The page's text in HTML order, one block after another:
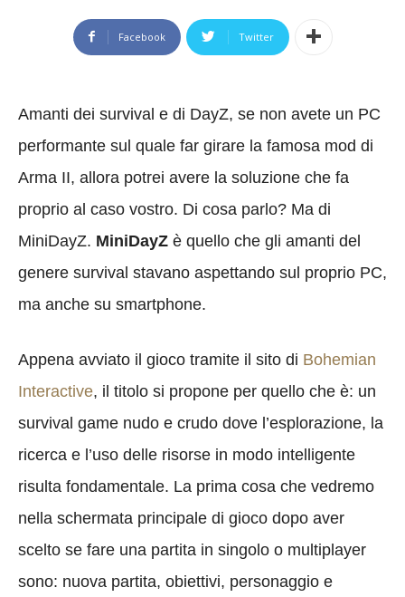
Facebook Twitter
Amanti dei survival e di DayZ, se non avete un PC
performante sul quale far girare la famosa mod di
Arma II, allora potrei avere la soluzione che fa
proprio al caso vostro. Di cosa parlo? Ma di
MiniDayZ. MiniDayZ è quello che gli amanti del
genere survival stavano aspettando sul proprio PC,
ma anche su smartphone.
Appena avviato il gioco tramite il sito di Bohemian
Interactive, il titolo si propone per quello che è: un
survival game nudo e crudo dove l’esplorazione, la
ricerca e l’uso delle risorse in modo intelligente
risulta fondamentale. La prima cosa che vedremo
nella schermata principale di gioco dopo aver
scelto se fare una partita in singolo o multiplayer
sono: nuova partita, obiettivi, personaggio e